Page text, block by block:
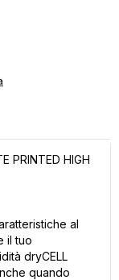
PRINTED HIGH
al
il tuo
dryCELL
quando